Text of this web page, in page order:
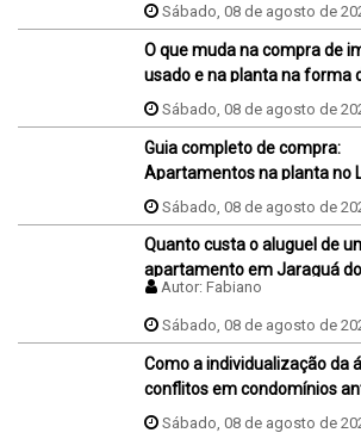
na proposta?
Sábado, 08 de agosto de
O que muda na compra de
usado e na planta na forma
pagamento?
Sábado, 08 de agosto de
Guia completo de compra:
Apartamentos na planta no
SCSábado, 08 de agosto de
Quanto custa o aluguel de
apartamento em Jaraguá
Autor: Fabiano
Sábado, 08 de agosto de
Como a individualização da
conflitos em condomínios
Sábado, 08 de agosto de